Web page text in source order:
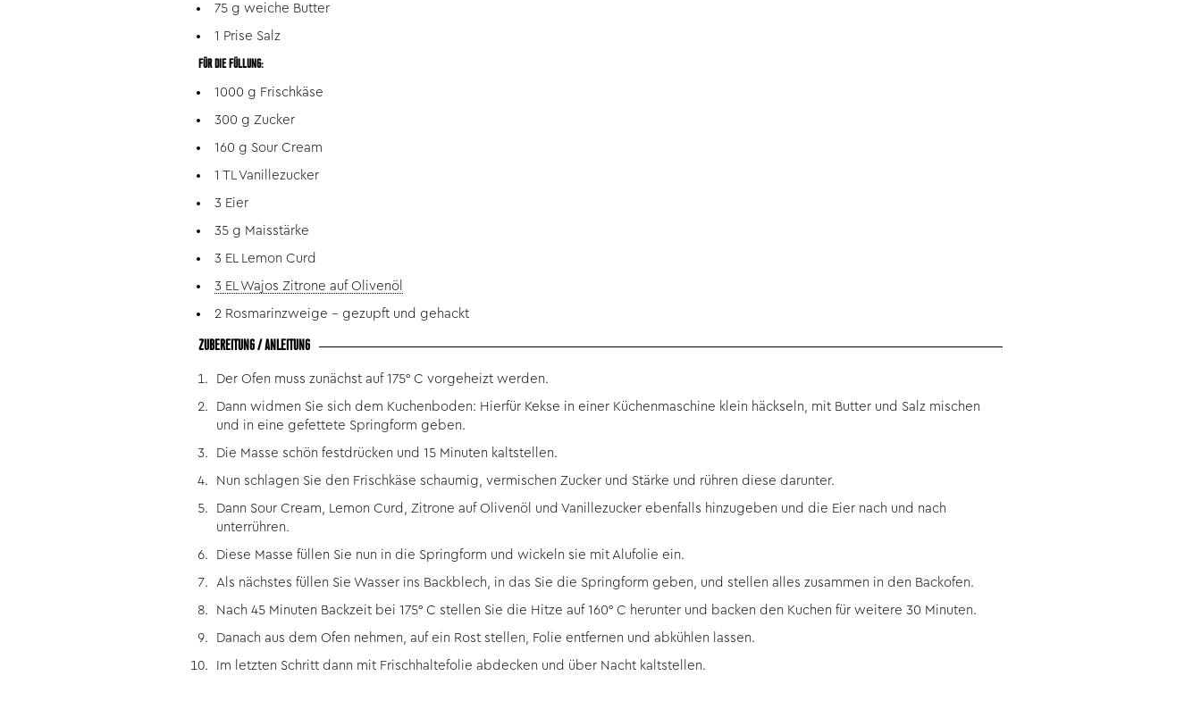
75 g weiche Butter
1 Prise Salz
FÜR DIE FÜLLUNG:
1000 g Frischkäse
300 g Zucker
160 g Sour Cream
1 TL Vanillezucker
3 Eier
35 g Maisstärke
3 EL Lemon Curd
3 EL Wajos Zitrone auf Olivenöl
2 Rosmarinzweige - gezupft und gehackt
ZUBEREITUNG / ANLEITUNG
Der Ofen muss zunächst auf 175° C vorgeheizt werden.
Dann widmen Sie sich dem Kuchenboden: Hierfür Kekse in einer Küchenmaschine klein häckseln, mit Butter und Salz mischen
und in eine gefettete Springform geben.
Die Masse schön festdrücken und 15 Minuten kaltstellen.
Nun schlagen Sie den Frischkäse schaumig, vermischen Zucker und Stärke und rühren diese darunter.
Dann Sour Cream, Lemon Curd, Zitrone auf Olivenöl und Vanillezucker ebenfalls hinzugeben und die Eier nach und nach
unterrühren.
Diese Masse füllen Sie nun in die Springform und wickeln sie mit Alufolie ein.
Als nächstes füllen Sie Wasser ins Backblech, in das Sie die Springform geben, und stellen alles zusammen in den Backofen.
Nach 45 Minuten Backzeit bei 175° C stellen Sie die Hitze auf 160° C herunter und backen den Kuchen für weitere 30 Minuten.
Danach aus dem Ofen nehmen, auf ein Rost stellen, Folie entfernen und abkühlen lassen.
Im letzten Schritt dann mit Frischhaltefolie abdecken und über Nacht kaltstellen.